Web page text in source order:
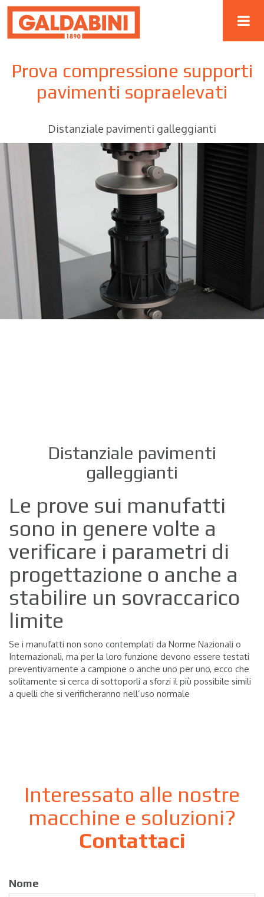
Prova compressione supporti
pavimenti sopraelevati
Distanziale pavimenti galleggianti
Distanziale pavimenti
galleggianti
Le prove sui manufatti
sono in genere volte a
verificare i parametri di
progettazione o anche a
stabilire un sovraccarico
limite
Se i manufatti non sono contemplati da Norme Nazionali o
Internazionali, ma per la loro funzione devono essere testati
preventivamente a campione o anche uno per uno, ecco che
solitamente si cerca di sottoporli a sforzi il più possibile simili
a quelli che si verificheranno nell’uso normale
Interessato alle nostre
macchine e soluzioni?
Contattaci
Nome